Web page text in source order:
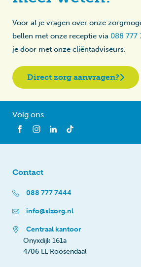
Voor al je vragen over onze
bellen met onze receptie via 088 777
je door met onze cliëntadviseurs.
Direct zorg aanvragen?
Volg ons
Contact
088 777 7444
info@slzorg.nl
Centraal kantoor
Onyxdijk 161a
4706 LL Roosendaal